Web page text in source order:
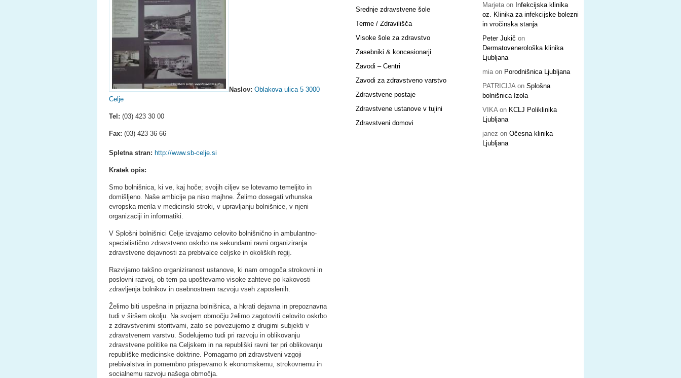
Naslov: Oblakova ulica 5 3000
Celje
Tel: (03) 423 30 00
Fax: (03) 423 36 66
Spletna stran: http://www.sb-celje.si
Kratek opis:
Smo bolnišnica, ki ve, kaj hoče; svojih ciljev se lotevamo temeljito in
domišljeno. Naše ambicije pa niso majhne. Želimo dosegati vrhunska
evropska merila v medicinski stroki, v upravljanju bolnišnice, v njeni
organizaciji in informatiki.
V Splošni bolnišnici Celje izvajamo celovito bolnišnično in ambulantno-
specialistično zdravstveno oskrbo na sekundarni ravni organiziranja
zdravstvene dejavnosti za prebivalce celjske in okoliških regij.
Razvijamo takšno organiziranost ustanove, ki nam omogoča strokovni in
poslovni razvoj, ob tem pa upoštevamo visoke zahteve po kakovosti
zdravljenja bolnikov in osebnostnem razvoju vseh zaposlenih.
Želimo biti uspešna in prijazna bolnišnica, a hkrati dejavna in prepoznavna
tudi v širšem okolju. Na svojem območju želimo zagotoviti celovito oskrbo
z zdravstvenimi storitvami, zato se povezujemo z drugimi subjekti v
zdravstvenem varstvu. Sodelujemo tudi pri razvoju in oblikovanju
zdravstvene politike na Celjskem in na republiški ravni ter pri oblikovanju
republiške medicinske doktrine. Pomagamo pri zdravstveni vzgoji
prebivalstva in pomembno prispevamo k ekonomskemu, strokovnemu in
socialnemu razvoju našega območja.
Marjetaon Infekcijska klinika
oz. Klinika za infekcijske bolezni
in vročinska stanja
Peter Jukič on
Dermatovenerološka klinika
Ljubljana
miaon Porodnišnica Ljubljana
PATRICIJAon Splošna
bolnišnica Izola
VIKAon KCLJ Poliklinika
Ljubljana
janez on Očesna klinika
Ljubljana
Srednje zdravstvene šole
Terme / Zdravilišča
Visoke šole za zdravstvo
Zasebniki & koncesionarji
Zavodi – Centri
Zavodi za zdravstveno varstvo
Zdravstvene postaje
Zdravstvene ustanove v tujini
Zdravstveni domovi